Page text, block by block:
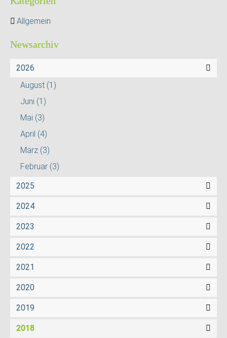
Allgemein
Newsarchiv
2026
August (1)
Juni (1)
Mai (3)
April (4)
März (3)
Februar (3)
2025
2024
2023
2022
2021
2020
2019
2018